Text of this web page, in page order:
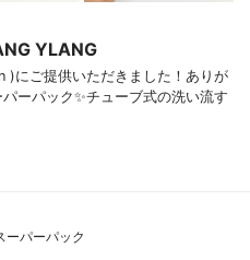
YLANG
)にご提供いただきました！ありが
ーパック✨チューブ式の洗い流す
ーパーパック